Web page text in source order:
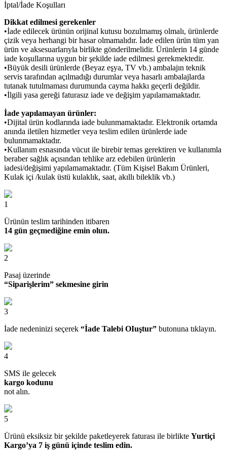
İptal/İade Koşulları
Dikkat edilmesi gerekenler
•İade edilecek ürünün orijinal kutusu bozulmamış olmalı, ürünlerde
çizik veya herhangi bir hasar olmamalıdır. İade edilen ürün tüm yan
ürün ve aksesuarlarıyla birlikte gönderilmelidir. Ürünlerin 14 günde
iade koşullarına uygun bir şekilde iade edilmesi gerekmektedir.
•Büyük desili ürünlerde (Beyaz eşya, TV vb.) ambalajın teknik
servis tarafından açılmadığı durumlar veya hasarlı ambalajlarda
tutanak tutulmaması durumunda cayma hakkı geçerli değildir.
•İlgili yasa gereği faturasız iade ve değişim yapılamamaktadır.
İade yapılamayan ürünler:
•Dijital ürün kodlarında iade bulunmamaktadır. Elektronik ortamda
anında iletilen hizmetler veya teslim edilen ürünlerde iade
bulunmamaktadır.
•Kullanım esnasında vücut ile birebir temas gerektiren ve kullanımla
beraber sağlık açısından tehlike arz edebilen ürünlerin
iadesi/değişimi yapılamamaktadır. (Tüm Kişisel Bakım Ürünleri,
Kulak içi /kulak üstü kulaklık, saat, akıllı bileklik vb.)
1
Ürünün teslim tarihinden itibaren
14 gün geçmediğine emin olun.
2
Pasaj üzerinde
“Siparişlerim” sekmesine girin
3
İade nedeninizi seçerek “İade Talebi OIuştur” butonuna tıklayın.
4
SMS ile gelecek
kargo kodunu
not alın.
5
Ürünü eksiksiz bir şekilde paketleyerek faturası ile birlikte Yurtiçi
Kargo’ya 7 iş günü içinde teslim edin.